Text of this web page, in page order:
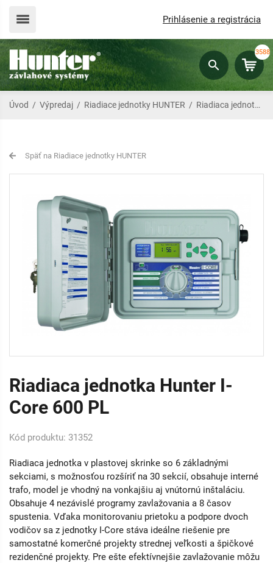
Prihlásenie a registrácia
3588
Úvod / Výpredaj / Riadiace jednotky HUNTER / Riadiaca jednotka Hunter I-Core 600 PL
Späť na Riadiace jednotky HUNTER
Riadiaca jednotka Hunter I-
Core 600 PL
Kód produktu: 31352
Riadiaca jednotka v plastovej skrinke so 6 základnými
sekciami, s možnosťou rozšíriť na 30 sekcií, obsahuje interné
trafo, model je vhodný na vonkajšiu aj vnútornú inštaláciu.
Obsahuje 4 nezávislé programy zavlažovania a 8 časov
spustenia. Vďaka monitorovaniu prietoku a podpore dvoch
vodičov sa z jednotky I-Core stáva ideálne riešenie pre
samostatné komerčné projekty strednej veľkosti a špičkové
rezidenčné projekty. Pre ešte efektívnejšie zavlažovanie môžu